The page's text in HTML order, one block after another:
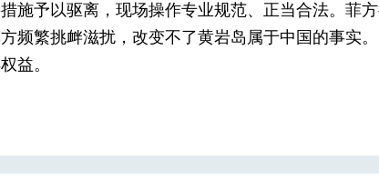
施予以驱离，现场操作专业规范、正当合法。菲
频繁挑衅滋扰，改变不了黄岩岛属于中国的事实
益。